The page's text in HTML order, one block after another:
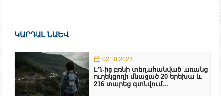
ԿԱՐԴԱԼ ՆԱԵՎ
02.10.2023
ԼՂ-ից բռնի տեղահանված առանց
ուղեկցողի մնացած 20 երեխա և
216 տարեց գտնվում...